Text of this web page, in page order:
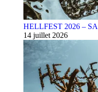
HELLFEST 2026 –
14 juillet 2026